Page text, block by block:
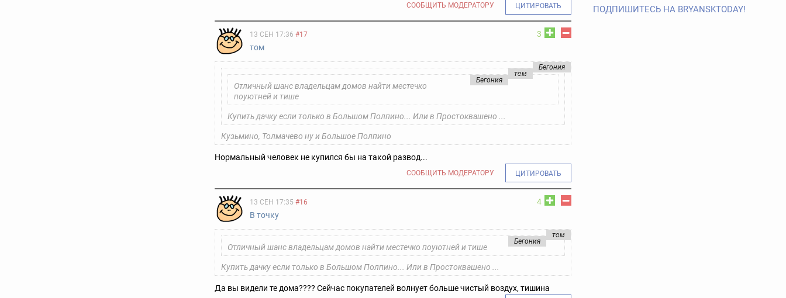
СООБЩИТЬ МОДЕРАТОРУ ЦИТИРОВАТЬ
3
13 СЕН 17:36 #17
том
Бегония
том
Бегония
Отличный шанс владельцам домов найти местечко
поуютней и тише
Купить дачку если только в Большом Полпино... Или в Простоквашено ...
Кузьмино, Толмачево ну и Большое Полпино
Нормальный человек не купился бы на такой развод...
СООБЩИТЬ МОДЕРАТОРУ ЦИТИРОВАТЬ
4
13 СЕН 17:35 #16
В точку
том
Бегония
Отличный шанс владельцам домов найти местечко поуютней и тише
Купить дачку если только в Большом Полпино... Или в Простоквашено ...
Да вы видели те дома???? Сейчас покупателей волнует больше чистый воздух, тишина
ПОДПИШИТЕСЬ НА BRYANSKTODAY!